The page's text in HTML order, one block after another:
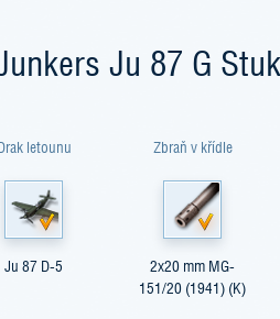
Ju 87 G
letounu
Ju 87 D-5
Zbraň v křídle
2x20 mm MG-
151/20 (1941) (K)